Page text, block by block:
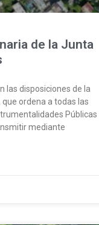
de la Junta
las disposiciones de la
que ordena a todas las
Públicas
mediante